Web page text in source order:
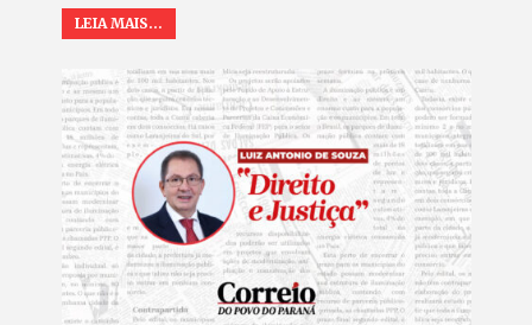
LEIA MAIS...